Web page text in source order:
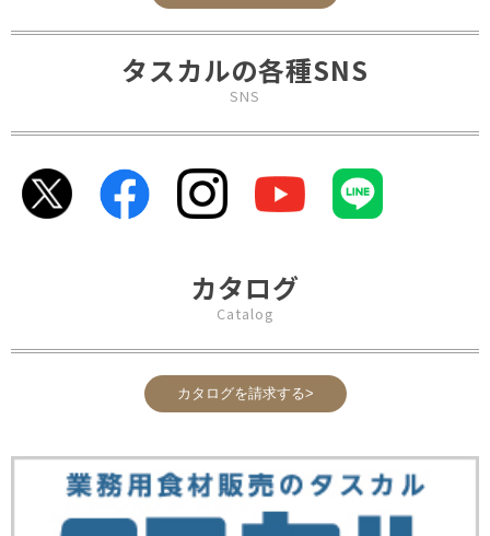
タスカルの各種SNS
SNS
カタログ
Catalog
カタログを請求する>